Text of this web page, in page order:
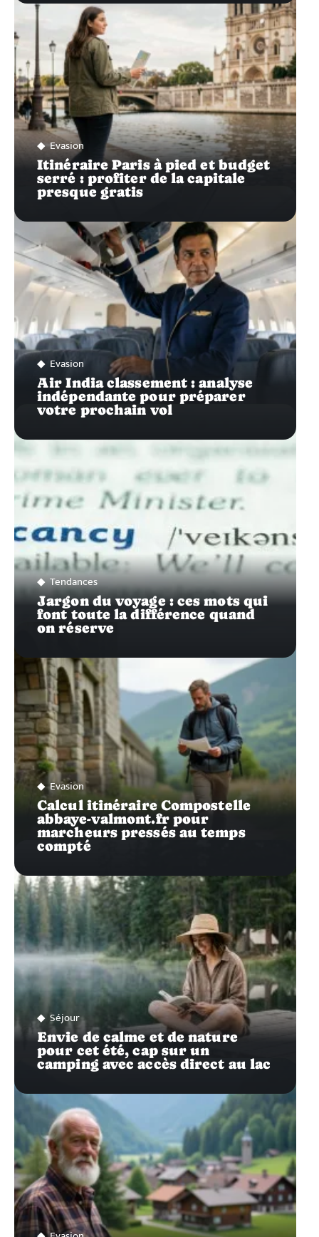
Evasion
Itinéraire Paris à pied et budget
serré : profiter de la capitale
presque gratis
Evasion
Air India classement : analyse
indépendante pour préparer
votre prochain vol
Tendances
Jargon du voyage : ces mots qui
font toute la différence quand
on réserve
Evasion
Calcul itinéraire Compostelle
abbaye-valmont.fr pour
marcheurs pressés au temps
compté
Séjour
Envie de calme et de nature
pour cet été, cap sur un
camping avec accès direct au lac